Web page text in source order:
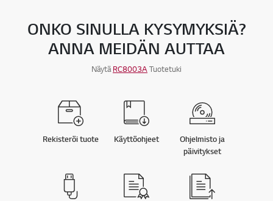
ONKO SINULLA KYSYMYKSIÄ?
ANNA MEIDÄN AUTTAA
NäytäRC8003ATuotetuki
Rekisteröi tuote Käyttöohjeet
Ohjelmisto ja
päivitykset